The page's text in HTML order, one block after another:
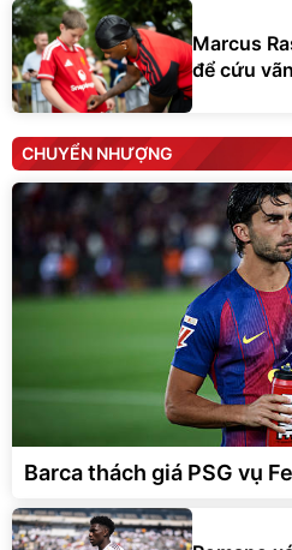
Marcus
để cứu
CHUYỂN NHƯỢNG
Barca thách giá PSG vụ